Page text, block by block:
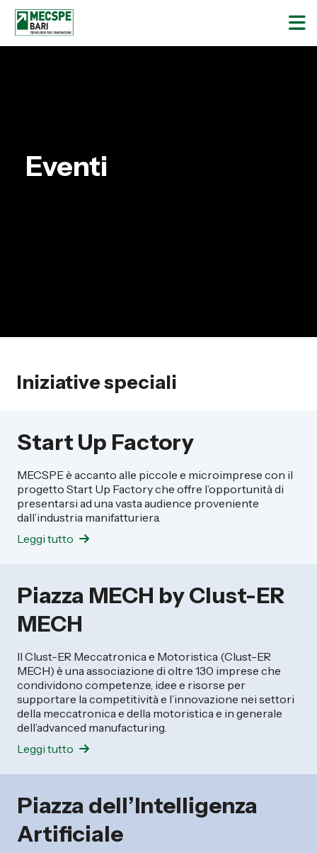
Eventi
Iniziative speciali
Start Up Factory
MECSPE è accanto alle piccole e microimprese con il
progetto Start Up Factory che offre l’opportunità di
presentarsi ad una vasta audience proveniente
dall’industria manifatturiera.
Leggi tutto
Piazza MECH by Clust-ER
MECH
Il Clust-ER Meccatronica e Motoristica (Clust-ER
MECH) è una associazione di oltre 130 imprese che
condividono competenze, idee e risorse per
supportare la competitività e l’innovazione nei settori
della meccatronica e della motoristica e in generale
dell’advanced manufacturing.
Leggi tutto
Piazza dell’Intelligenza
Artificiale